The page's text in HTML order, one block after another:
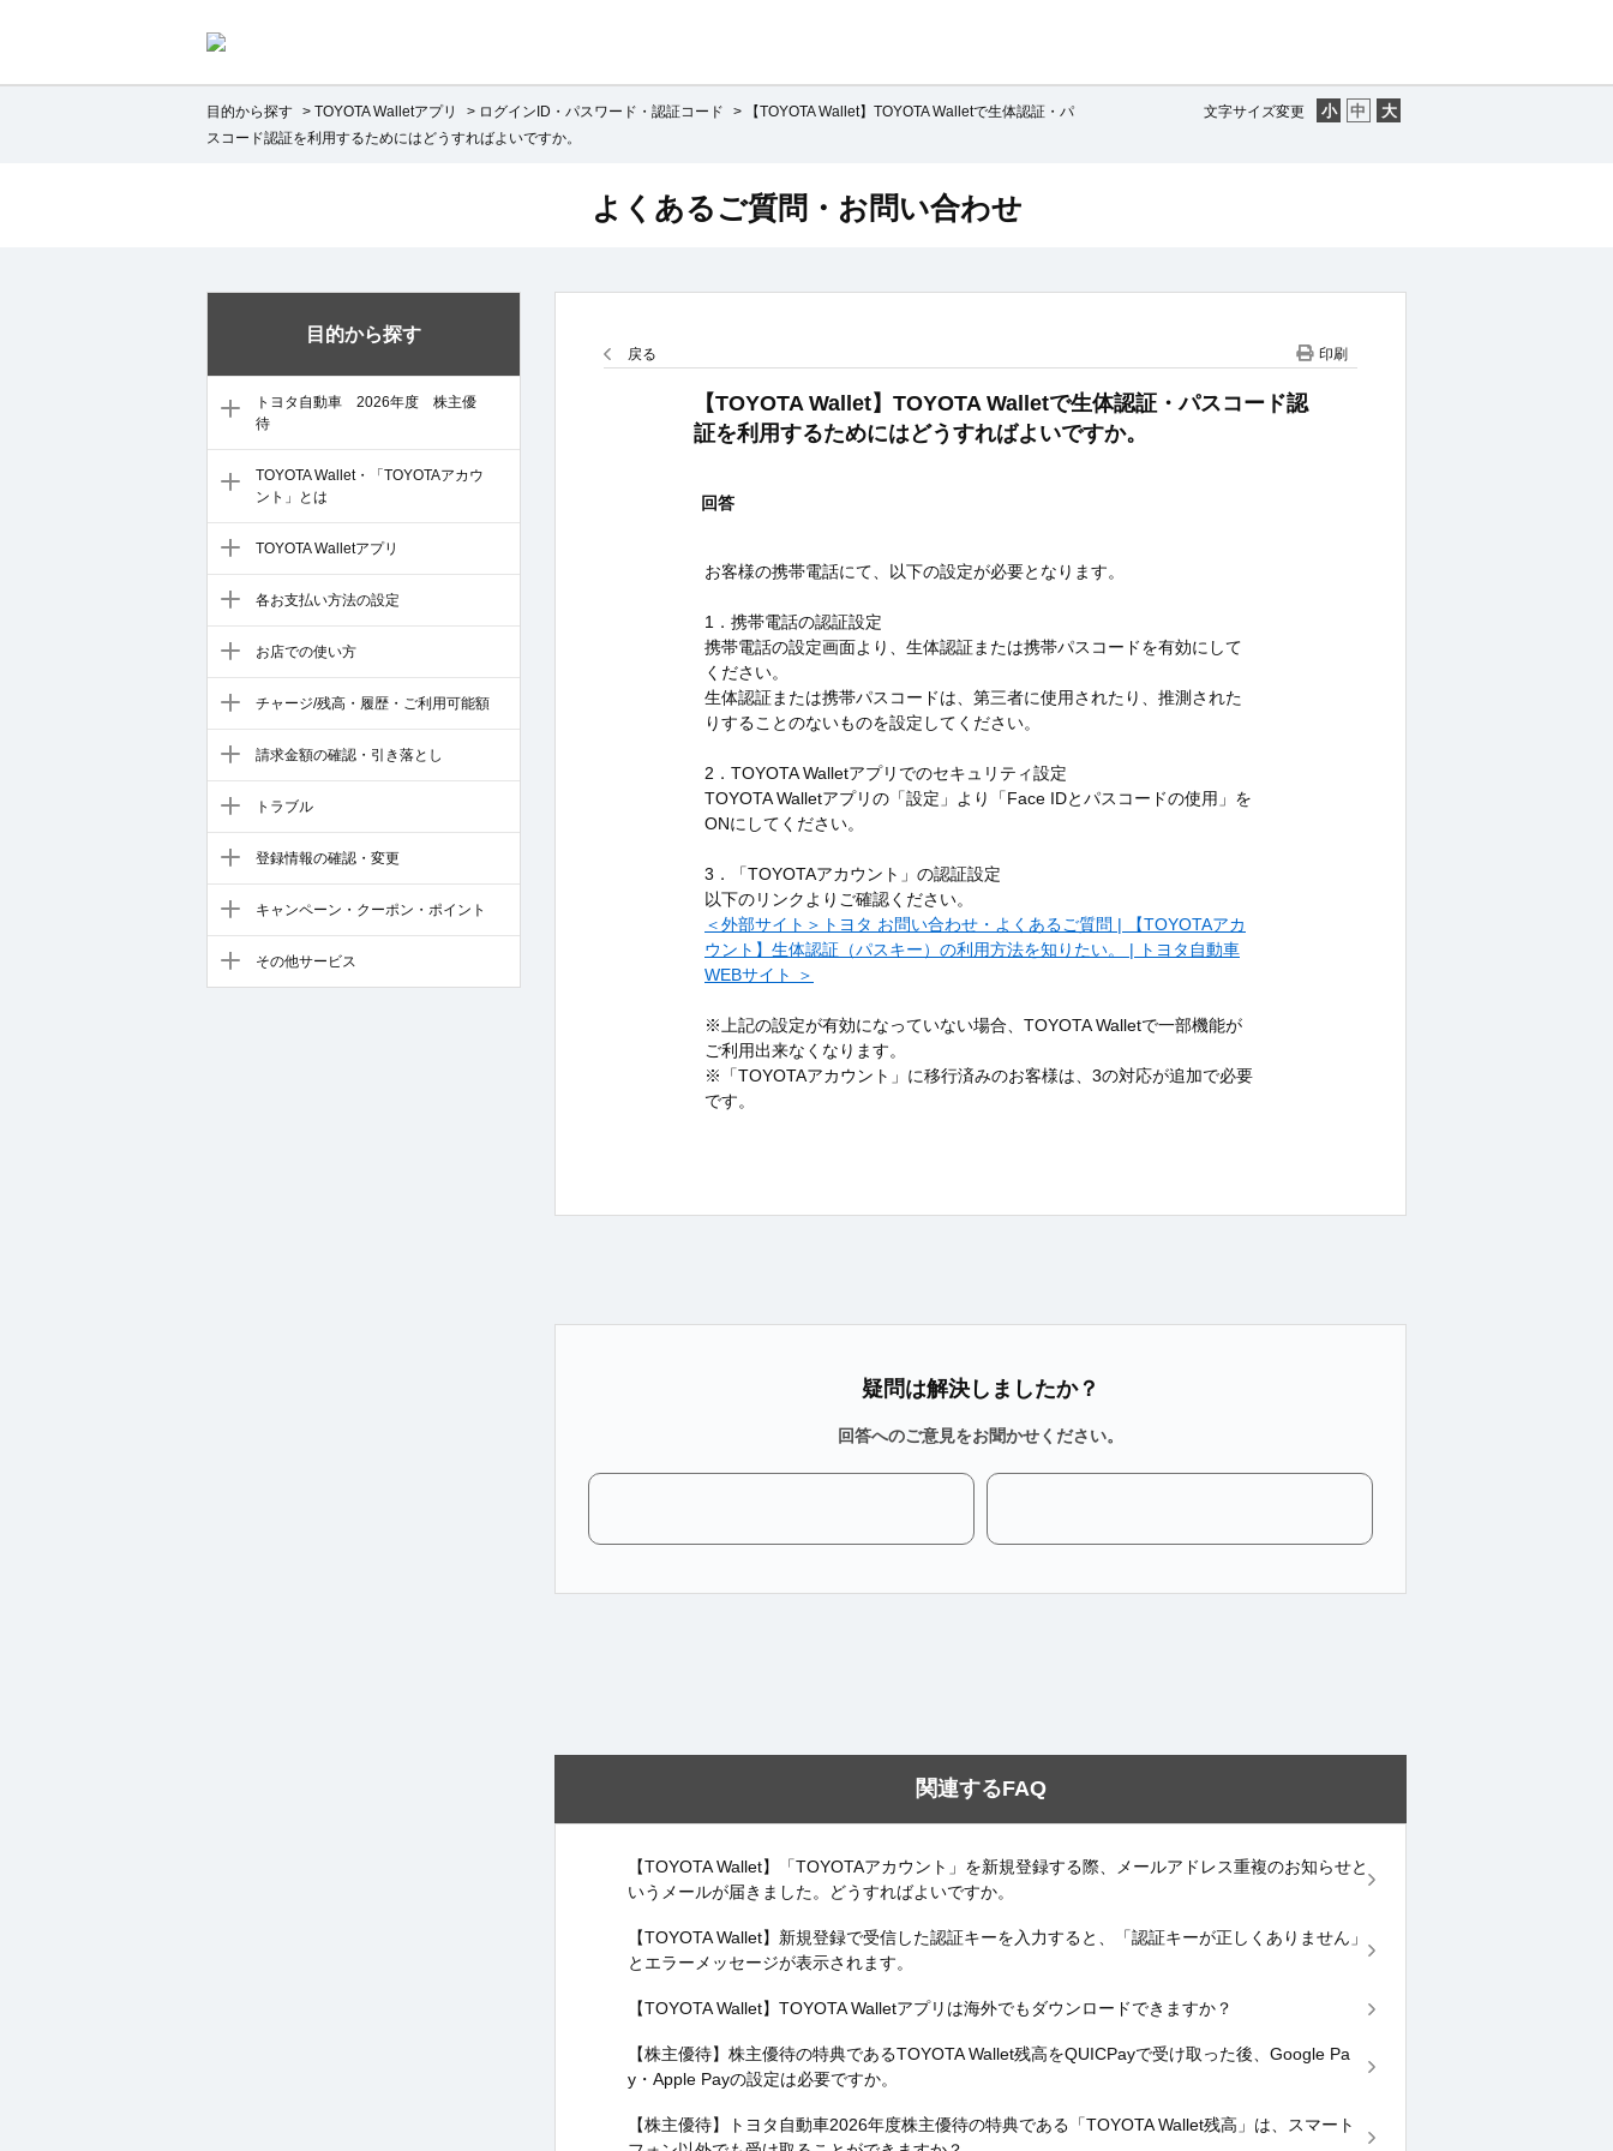
文字サイズ変更
目的から探す > TOYOTA Walletアプリ > ログインID・パスワード・認証コード >
【TOYOTA Wallet】TOYOTA Walletで生体認証・パ
スコード認証を利用するためにはどうすればよいですか。
目的から探す
トヨタ自動車 2026年度 株主優
待
TOYOTA Wallet・「TOYOTAアカウ
ント」とは
TOYOTA Walletアプリ
各お支払い方法の設定
お店での使い方
チャージ/残高・履歴・ご利用可能額
請求金額の確認・引き落とし
トラブル
登録情報の確認・変更
キャンペーン・クーポン・ポイント
その他サービス
よくあるご質問・お問い合わせ
戻る 印刷
【TOYOTA Wallet】TOYOTA Walletで生体認証・パスコード認
証を利用するためにはどうすればよいですか。
回答
お客様の携帯電話にて、以下の設定が必要となります。
1．携帯電話の認証設定
携帯電話の設定画面より、生体認証または携帯パスコードを有効にして
ください。
生体認証または携帯パスコードは、第三者に使用されたり、推測された
りすることのないものを設定してください。
2．TOYOTA Walletアプリでのセキュリティ設定
TOYOTA Walletアプリの「設定」より「Face IDとパスコードの使用」を
ONにしてください。
3．「TOYOTAアカウント」の認証設定
以下のリンクよりご確認ください。
＜外部サイト＞トヨタ お問い合わせ・よくあるご質問 | 【TOYOTAアカ
ウント】生体認証（パスキー）の利用方法を知りたい。 | トヨタ自動車
WEBサイト ＞
※上記の設定が有効になっていない場合、TOYOTA Walletで一部機能が
ご利用出来なくなります。
※「TOYOTAアカウント」に移行済みのお客様は、3の対応が追加で必要
です。
疑問は解決しましたか？
回答へのご意見をお聞かせください。
関連するFAQ
【TOYOTA Wallet】「TOYOTAアカウント」を新規登録する際、メールアドレス重複のお知らせと
いうメールが届きました。どうすればよいですか。
【TOYOTA Wallet】新規登録で受信した認証キーを入力すると、「認証キーが正しくありません」
とエラーメッセージが表示されます。
【TOYOTA Wallet】TOYOTA Walletアプリは海外でもダウンロードできますか？
【株主優待】株主優待の特典であるTOYOTA Wallet残高をQUICPayで受け取った後、Google Pa
y・Apple Payの設定は必要ですか。
【株主優待】トヨタ自動車2026年度株主優待の特典である「TOYOTA Wallet残高」は、スマート